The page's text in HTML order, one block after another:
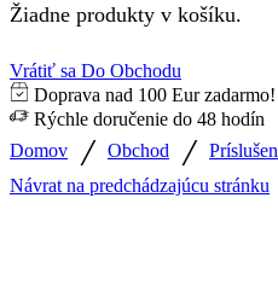
Žiadne produkty v košíku.
Vrátiť sa Do Obchodu
Doprava nad 100 Eur zadarmo!
Rýchle doručenie do 48 hodín
Domov
/ Obchod /
Návrat na predchádzajúcu stránku